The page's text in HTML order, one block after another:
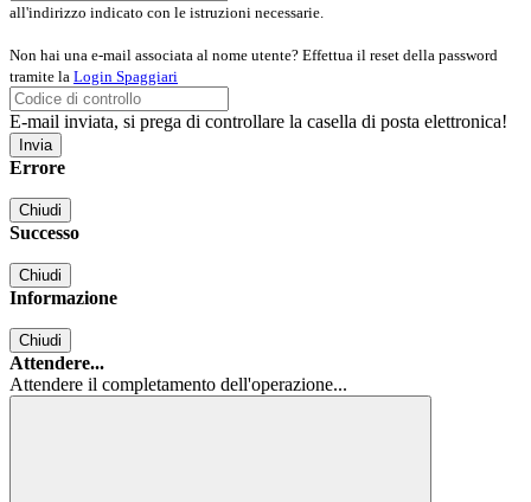
all'indirizzo indicato con le istruzioni necessarie.
Non hai una e-mail associata al nome utente? Effettua il reset della password
tramite la Login Spaggiari
E-mail inviata, si prega di controllare la casella di posta elettronica!
Errore
Chiudi
Successo
Chiudi
Informazione
Chiudi
Attendere...
Attendere il completamento dell'operazione...